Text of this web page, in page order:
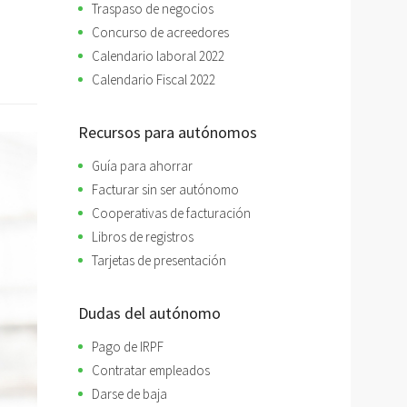
Traspaso de negocios
Concurso de acreedores
Calendario laboral 2022
Calendario Fiscal 2022
Recursos para autónomos
Guía para ahorrar
Facturar sin ser autónomo
Cooperativas de facturación
Libros de registros
Tarjetas de presentación
Dudas del autónomo
Pago de IRPF
Contratar empleados
Darse de baja